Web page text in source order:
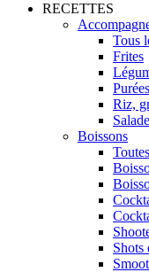
RECETTES
Tous
Frites
Riz,
Boissons
Shots